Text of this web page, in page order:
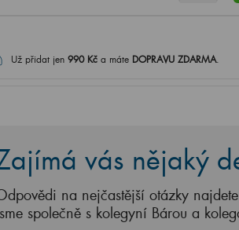
Už přidat jen 990Kč a máte DOPRAVU ZDARMA.
vás nějaký
na nejčastější otázky
společně s kolegyní Bárou a